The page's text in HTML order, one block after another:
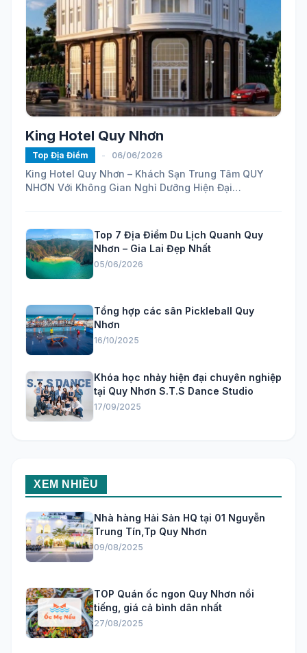
King Hotel Quy Nhơn
Top Địa Điểm - 06/06/2026
King Hotel Quy Nhơn – Khách Sạn Trung Tâm QUY
NHƠN Với Không Gian Nghỉ Dưỡng Hiện Đại
Top 7 Địa Điểm Du Lịch Quanh Quy
Nhơn – Gia Lai Đẹp Nhất
05/06/2026
Tổng hợp các sân Pickleball Quy
Nhơn
16/10/2025
Khóa học nhảy hiện đại chuyên nghiệp
tại Quy Nhơn S.T.S Dance Studio
17/09/2025
XEM NHIỀU
Nhà hàng Hải Sản HQ tại 01 Nguyễn
Trung Tín,Tp Quy Nhơn
09/08/2025
TOP Quán ốc ngon Quy Nhơn nổi
tiếng, giá cả bình dân nhất
27/08/2025